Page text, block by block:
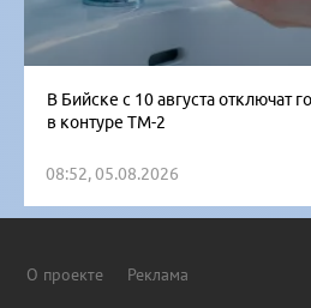
В Бийске с 10 августа отключат
в контуре ТМ-2
08:52, 05.08.2026
О проекте Реклама